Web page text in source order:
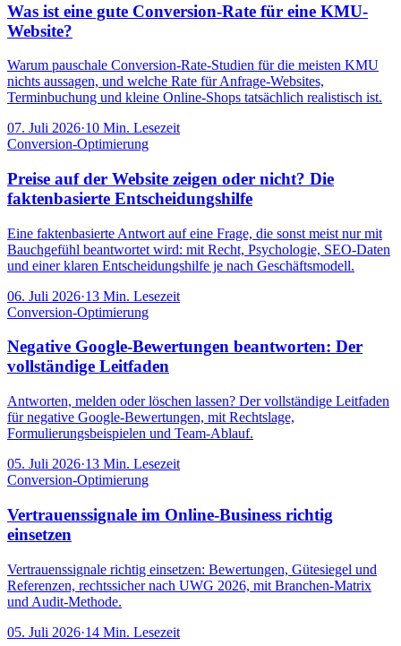
Was ist eine gute Conversion-Rate für eine KMU-
Website?
Warum pauschale Conversion-Rate-Studien für die meisten KMU
nichts aussagen, und welche Rate für Anfrage-Websites,
Terminbuchung und kleine Online-Shops tatsächlich realistisch ist.
07. Juli 2026·10 Min. Lesezeit
Conversion-Optimierung
Preise auf der Website zeigen oder nicht? Die
faktenbasierte Entscheidungshilfe
Eine faktenbasierte Antwort auf eine Frage, die sonst meist nur mit
Bauchgefühl beantwortet wird: mit Recht, Psychologie, SEO-Daten
und einer klaren Entscheidungshilfe je nach Geschäftsmodell.
06. Juli 2026·13 Min. Lesezeit
Conversion-Optimierung
Negative Google-Bewertungen beantworten: Der
vollständige Leitfaden
Antworten, melden oder löschen lassen? Der vollständige Leitfaden
für negative Google-Bewertungen, mit Rechtslage,
Formulierungsbeispielen und Team-Ablauf.
05. Juli 2026·13 Min. Lesezeit
Conversion-Optimierung
Vertrauenssignale im Online-Business richtig
einsetzen
Vertrauenssignale richtig einsetzen: Bewertungen, Gütesiegel und
Referenzen, rechtssicher nach UWG 2026, mit Branchen-Matrix
und Audit-Methode.
05. Juli 2026·14 Min. Lesezeit